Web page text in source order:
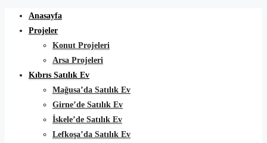
Anasayfa
Projeler
Konut Projeleri
Arsa Projeleri
Kıbrıs Satılık Ev
Mağusa’da Satılık Ev
Girne’de Satılık Ev
İskele’de Satılık Ev
Lefkoşa’da Satılık Ev